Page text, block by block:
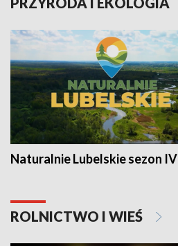
Naturalnie Lubelskie sezon IV
ROLNICTWO I WIEŚ